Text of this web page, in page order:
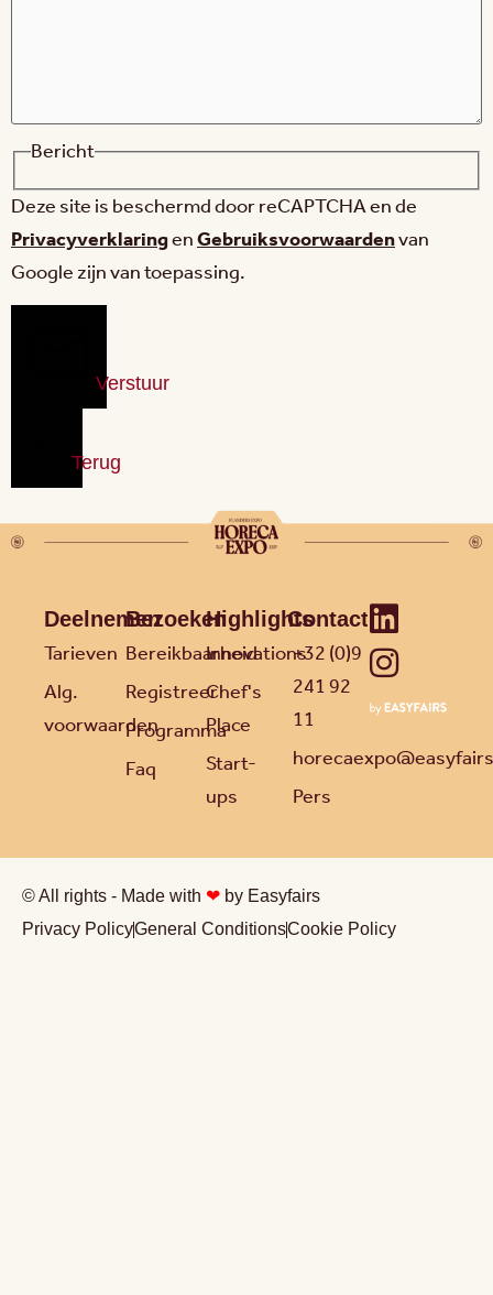
Bericht
Deze site is beschermd door reCAPTCHA en de
PrivacyverklaringenGebruiksvoorwaardenvan
Google zijn van toepassing.
Verstuur
Terug
Deelnemen
Tarieven
Alg.
voorwaarden
Bezoeken
Bereikbaarheid
Registreer
Programma
Faq
Highlights
Innovations
Chef's
Place
Start-
ups
Contact
+32 (0)9
241 92
11
Pers
© All rights - Made with ❤ by Easyfairs
Privacy PolicyGeneral ConditionsCookie Policy